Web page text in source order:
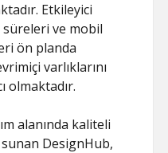
Etkileyici
süreleri ve mobil
ön planda
varlıklarını
olmaktadır.
alanında kaliteli
DesignHub,